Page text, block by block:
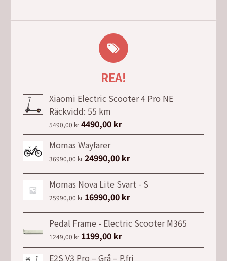
REA!
Xiaomi Electric Scooter 4 Pro NE
Räckvidd: 55 km
5490,00kr Det
ursprungliga
priset
var:
5490,00 kr.
4490,00 krDet
nuvarande
är:
4490,00 kr.
Momas Wayfarer
36990,00kr Det
ursprungliga
priset
var:
24990,00 krDet
nuvarande
priset
är:
Momas Nova Lite Svart - S
25990,00kr Det
ursprungliga
priset
var:
25990,00 kr.
16990,00 krDet
nuvarande
priset
16990,00 kr.
Pedal Frame - Electric Scooter M365
1249,00kr Det
ursprungliga
1199,00 krDet
nuvarande
E2S V3 Pro – Grå – P.fri